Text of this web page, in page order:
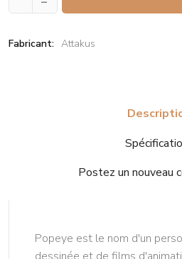
Fabricant: Attakus
Postez un nouveau
Popeye est le nom d'un